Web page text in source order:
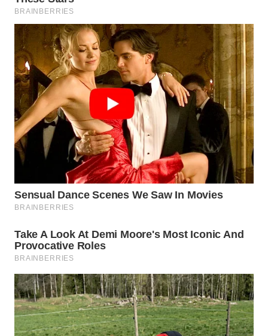
KARAWANG
WN
BEKASI
WN
BOGOR
WN
DEPOK
TAPANULI
UTARA
WN
SAMOSIR
WN
PADANG
LAWAS